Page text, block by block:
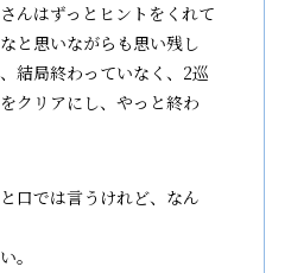
んはずっとヒントをくれて
と思いながらも思い残し
結局終わっていなく、2巡
クリアにし、やっと終わ
口では言うけれど、なん
。